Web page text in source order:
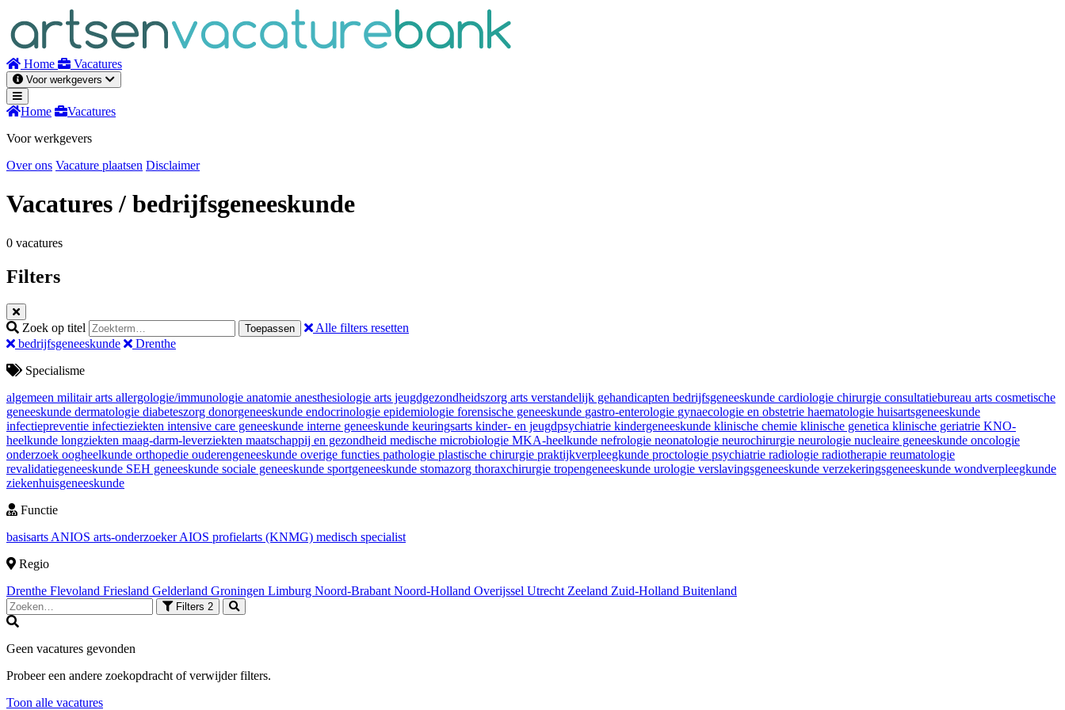
inhoud
Home Vacatures
Voor werkgevers
Home
Vacatures
Voor werkgevers
Over ons Vacature plaatsen Disclaimer
Vacatures/ bedrijfsgeneeskunde
0 vacatures
Filters
Zoek op titel Toepassen
Alle filters resetten
bedrijfsgeneeskunde
Drenthe
Specialisme
algemeen militair arts allergologie/immunologie anatomie anesthesiologie arts jeugdgezondheidszorg arts verstandelijk gehandicapten bedrijfsgeneeskunde cardiologie chirurgie consultatiebureau arts cosmetische
geneeskunde dermatologie diabeteszorg donorgeneeskunde endocrinologie epidemiologie forensische geneeskunde gastro-enterologie gynaecologie en obstetrie haematologie huisartsgeneeskunde
infectiepreventie infectieziekten intensive care geneeskunde interne geneeskunde keuringsarts kinder- en jeugdpsychiatrie kindergeneeskunde klinische chemie klinische genetica klinische geriatrie KNO-
heelkunde longziekten maag-darm-leverziekten maatschappij en gezondheid medische microbiologie MKA-heelkunde nefrologie neonatologie neurochirurgie neurologie nucleaire geneeskunde oncologie
onderzoek oogheelkunde orthopedie ouderengeneeskunde overige functies pathologie plastische chirurgie praktijkverpleegkunde proctologie psychiatrie radiologie radiotherapie reumatologie
revalidatiegeneeskunde SEH geneeskunde sociale geneeskunde sportgeneeskunde stomazorg thoraxchirurgie tropengeneeskunde urologie verslavingsgeneeskunde verzekeringsgeneeskunde wondverpleegkunde
ziekenhuisgeneeskunde
Functie
basisarts ANIOS arts-onderzoekerAIOS profielarts (KNMG) medisch specialist
Regio
Drenthe Flevoland Friesland Gelderland Groningen Limburg Noord-Brabant Noord-Holland Overijssel Utrecht Zeeland Zuid-Holland Buitenland
Filters 2
Geen vacatures gevonden
Probeer een andere zoekopdracht of verwijder filters.
Toon alle vacatures